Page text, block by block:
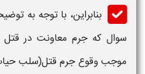
بنابراین، با توجه به
سوال کهجرم معاونت در
موجب وقوعجرم قتل(سلب